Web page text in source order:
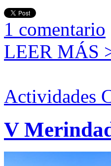
1 comentario
LEER MÁS
Actividades
V